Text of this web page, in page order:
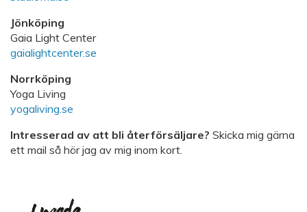
Jönköping
Gaia Light Center
gaialightcenter.se
Norrköping
Yoga Living
yogaliving.se
Intresserad av att bli återförsäljare? Skicka mig gärna
ett mail så hör jag av mig inom kort.